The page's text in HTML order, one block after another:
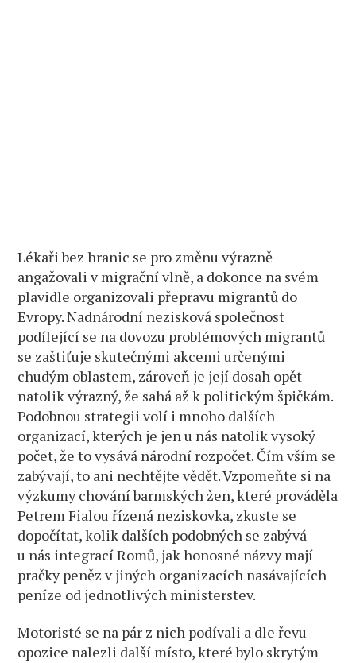
Lékaři bez hranic se pro změnu výrazně
angažovali v migrační vlně, a dokonce na svém
plavidle organizovali přepravu migrantů do
Evropy. Nadnárodní nezisková společnost
podílející se na dovozu problémových migrantů
se zaštiťuje skutečnými akcemi určenými
chudým oblastem, zároveň je její dosah opět
natolik výrazný, že sahá až k politickým špičkám.
Podobnou strategii volí i mnoho dalších
organizací, kterých je jen u nás natolik vysoký
počet, že to vysává národní rozpočet. Čím vším se
zabývají, to ani nechtějte vědět. Vzpomeňte si na
výzkumy chování barmských žen, které prováděla
Petrem Fialou řízená neziskovka, zkuste se
dopočítat, kolik dalších podobných se zabývá
u nás integrací Romů, jak honosné názvy mají
pračky peněz v jiných organizacích nasávajících
peníze od jednotlivých ministerstev.
Motoristé se na pár z nich podívali a dle řevu
opozice nalezli další místo, které bylo skrytým